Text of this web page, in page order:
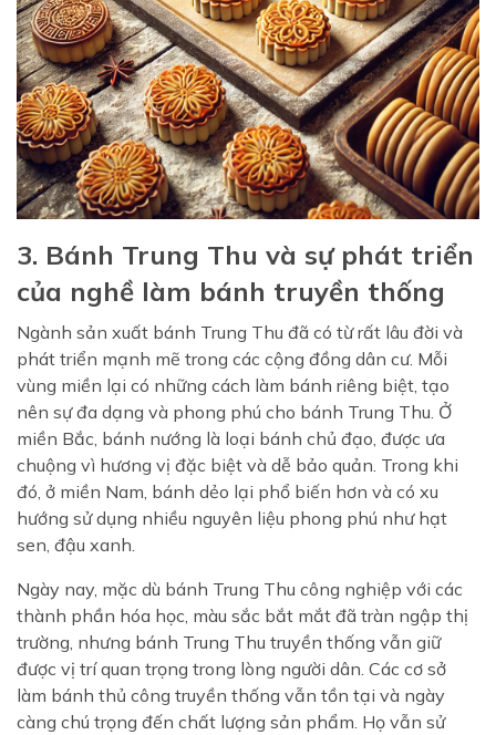
3. Bánh Trung Thu và sự phát triển
của nghề làm bánh truyền thống
Ngành sản xuất bánh Trung Thu đã có từ rất lâu đời và
phát triển mạnh mẽ trong các cộng đồng dân cư. Mỗi
vùng miền lại có những cách làm bánh riêng biệt, tạo
nên sự đa dạng và phong phú cho bánh Trung Thu. Ở
miền Bắc, bánh nướng là loại bánh chủ đạo, được ưa
chuộng vì hương vị đặc biệt và dễ bảo quản. Trong khi
đó, ở miền Nam, bánh dẻo lại phổ biến hơn và có xu
hướng sử dụng nhiều nguyên liệu phong phú như hạt
sen, đậu xanh.
Ngày nay, mặc dù bánh Trung Thu công nghiệp với các
thành phần hóa học, màu sắc bắt mắt đã tràn ngập thị
trường, nhưng bánh Trung Thu truyền thống vẫn giữ
được vị trí quan trọng trong lòng người dân. Các cơ sở
làm bánh thủ công truyền thống vẫn tồn tại và ngày
càng chú trọng đến chất lượng sản phẩm. Họ vẫn sử